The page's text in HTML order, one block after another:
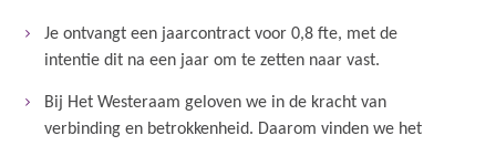
Je ontvangt een jaarcontract voor 0,8 fte, met de
intentie dit na een jaar om te zetten naar vast.
Bij Het Westeraam geloven we in de kracht van
verbinding en betrokkenheid. Daarom vinden we het